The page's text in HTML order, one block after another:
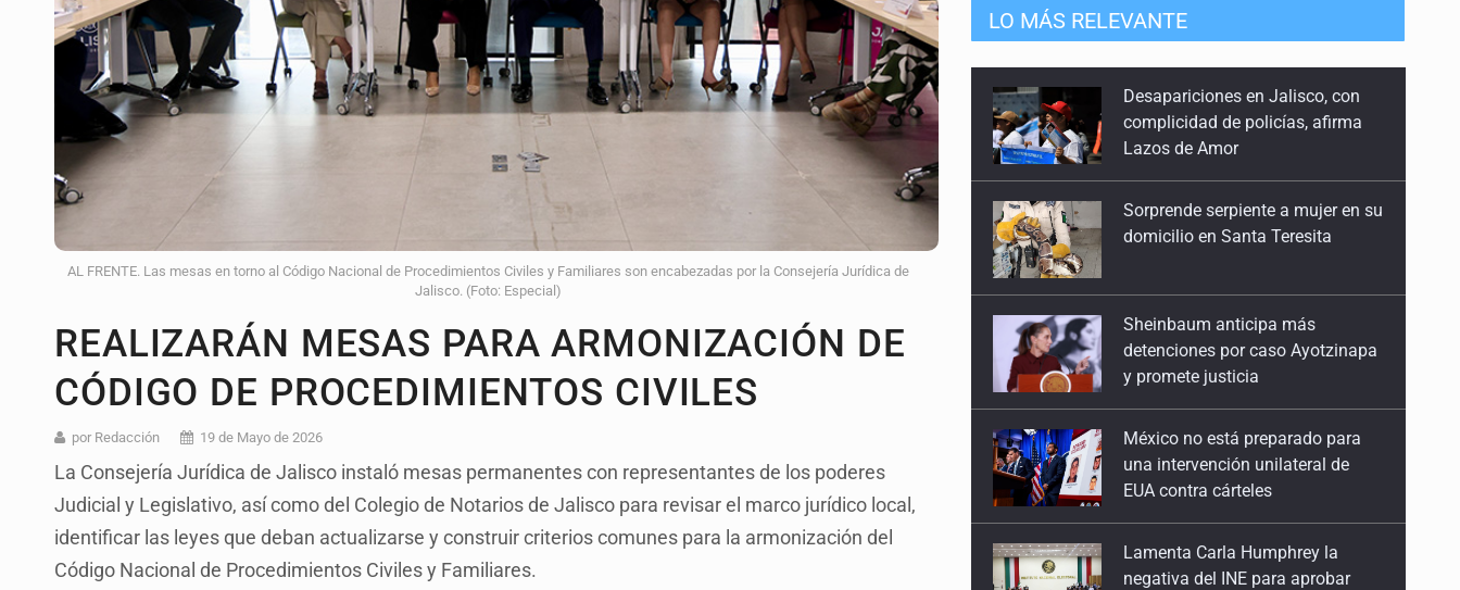
México no está preparado para una intervención unilateral de EUA contra cárteles
AL FRENTE. Las mesas en torno al Código Nacional de Procedimientos Civiles y Familiares son encabezadas por la Consejería Jurídica de
Jalisco. (Foto: Especial)
REALIZARÁN MESAS PARA ARMONIZACIÓN DE
CÓDIGO DE PROCEDIMIENTOS CIVILES
por Redacción 19 de Mayo de 2026
La Consejería Jurídica de Jalisco instaló mesas permanentes con representantes de los poderes
Judicial y Legislativo, así como del Colegio de Notarios de Jalisco para revisar el marco jurídico local,
identificar las leyes que deban actualizarse y construir criterios comunes para la armonización del
Código Nacional de Procedimientos Civiles y Familiares.
LO MÁS RELEVANTE
Sorprende serpiente a mujer en su
domicilio en Santa Teresita
Sheinbaum anticipa más
detenciones por caso Ayotzinapa
México no está preparado para
una intervención unilateral de
EUA contra cárteles
Lamenta Carla Humphrey la
negativa del INE para aprobar
lineamientos de fiscalización
Resalta Fujimori restablecimiento
de relaciones con México